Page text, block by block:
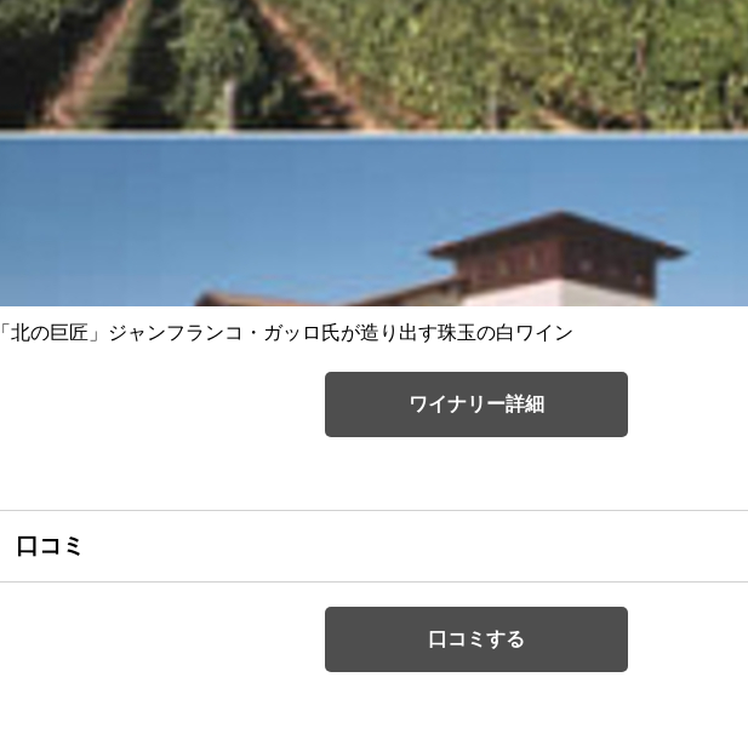
「北の巨匠」ジャンフランコ・ガッロ氏が造り出す珠玉の白ワイン
ワイナリー詳細
口コミ
口コミする